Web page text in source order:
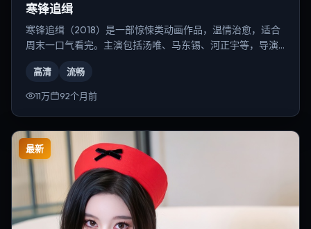
寒锋追缉
寒锋追缉（2018）是一部惊悚类动画作品，温情治愈，适合
周末一口气看完。主演包括汤唯、马东锡、河正宇等，导演
高清 流畅
11万 92个月前
最新